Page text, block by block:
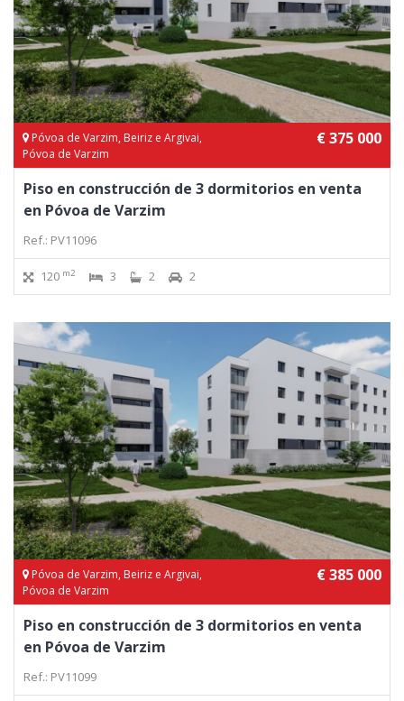
Póvoa de Varzim, Beiriz e Argivai,
Póvoa de Varzim
€ 375 000
Piso en construcción de 3 dormitorios en venta
en Póvoa de Varzim
Ref.: PV11096
120 m2 3 2 2
Póvoa de Varzim, Beiriz e Argivai,
Póvoa de Varzim
€ 385 000
Piso en construcción de 3 dormitorios en venta
en Póvoa de Varzim
Ref.: PV11099